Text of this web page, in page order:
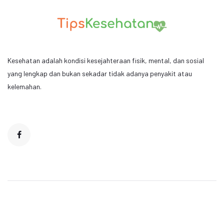
Kesehatan adalah kondisi kesejahteraan fisik, mental, dan sosial
yang lengkap dan bukan sekadar tidak adanya penyakit atau
kelemahan.